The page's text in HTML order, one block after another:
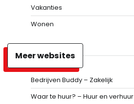
Vakanties
Wonen
Meer websites
Bedrijven Buddy – Zakelijk
Waar te huur? – Huur en verhuur